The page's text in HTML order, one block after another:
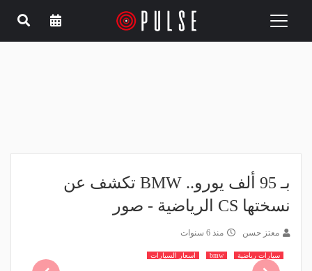
Toggle
بـ 95 ألف يورو.. BMW تكشف عن
نسختها CS الرياضية - صور
معتز حسن منذ 6 سنوات
سيارات رياضية bmw اسعار السيارات